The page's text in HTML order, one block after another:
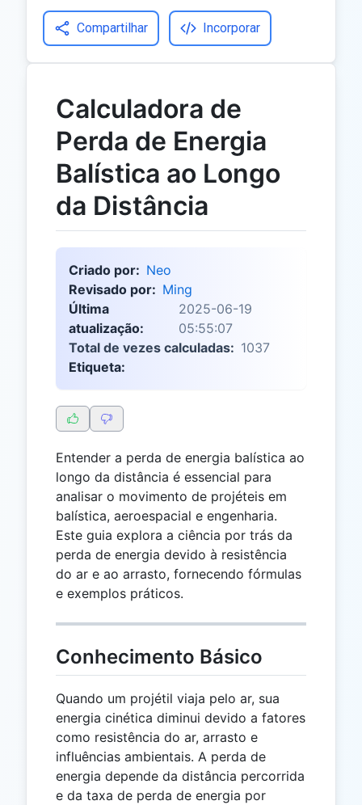
Compartilhar Incorporar
Calculadora de
Perda de Energia
Balística ao Longo
da Distância
Criado por: Neo
Revisado por: Ming
Última
atualização:
2025-06-19
05:55:07
Total de vezes calculadas: 1037
Etiqueta:
Entender a perda de energia balística ao
longo da distância é essencial para
analisar o movimento de projéteis em
balística, aeroespacial e engenharia.
Este guia explora a ciência por trás da
perda de energia devido à resistência
do ar e ao arrasto, fornecendo fórmulas
e exemplos práticos.
Conhecimento Básico
Quando um projétil viaja pelo ar, sua
energia cinética diminui devido a fatores
como resistência do ar, arrasto e
influências ambientais. A perda de
energia depende da distância percorrida
e da taxa de perda de energia por